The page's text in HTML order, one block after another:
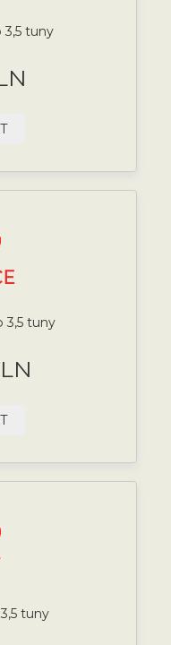
tuny
3,5 tuny
tuny